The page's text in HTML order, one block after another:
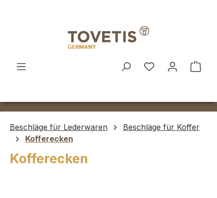
Beschläge für Lederwaren
Beschläge für Koffer
Kofferecken
Kofferecken